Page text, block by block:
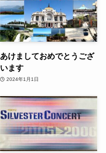
あけましておめでとうござ
います
2024年1月1日